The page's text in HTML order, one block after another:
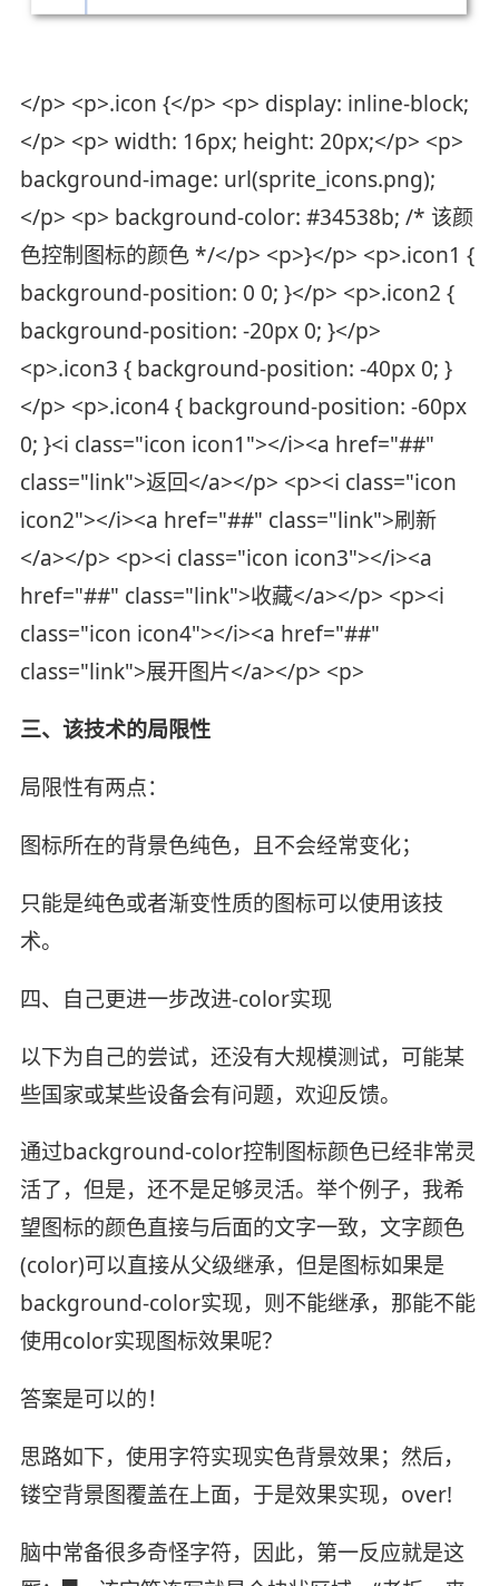
</p> <p>.icon {</p> <p> display: inline-block;
</p> <p> width: 16px; height: 20px;</p> <p>
background-image: url(sprite_icons.png);
</p> <p> background-color: #34538b; /* 该颜
色控制图标的颜色 */</p> <p>}</p> <p>.icon1 {
background-position: 0 0; }</p> <p>.icon2 {
background-position: -20px 0; }</p>
<p>.icon3 { background-position: -40px 0; }
</p> <p>.icon4 { background-position: -60px
0; }<i class="icon icon1"></i><a href="##"
class="link">返回</a></p> <p><i class="icon
icon2"></i><a href="##" class="link">刷新
</a></p> <p><i class="icon icon3"></i><a
href="##" class="link">收藏</a></p> <p><i
class="icon icon4"></i><a href="##"
class="link">展开图片</a></p> <p>
三、该技术的局限性
局限性有两点：
图标所在的背景色纯色，且不会经常变化；
只能是纯色或者渐变性质的图标可以使用该技
术。
四、自己更进一步改进-color实现
以下为自己的尝试，还没有大规模测试，可能某
些国家或某些设备会有问题，欢迎反馈。
通过background-color控制图标颜色已经非常灵
活了，但是，还不是足够灵活。举个例子，我希
望图标的颜色直接与后面的文字一致，文字颜色
(color)可以直接从父级继承，但是图标如果是
background-color实现，则不能继承，那能不能
使用color实现图标效果呢？
答案是可以的！
思路如下，使用字符实现实色背景效果；然后，
镂空背景图覆盖在上面，于是效果实现，over!
脑中常备很多奇怪字符，因此，第一反应就是这